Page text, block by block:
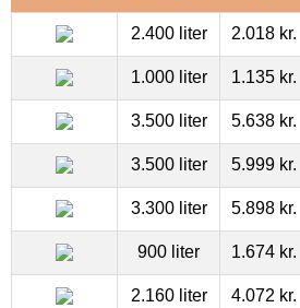
2.400 liter 2.018 kr.
1.000 liter 1.135 kr.
3.500 liter 5.638 kr.
3.500 liter 5.999 kr.
3.300 liter 5.898 kr.
900 liter 1.674 kr.
2.160 liter 4.072 kr.